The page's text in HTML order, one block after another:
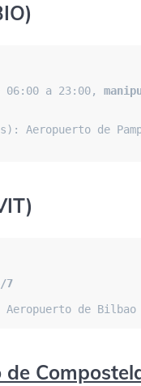
06:00 a 23:00,
Aeropuerto de
7
de Bilbao